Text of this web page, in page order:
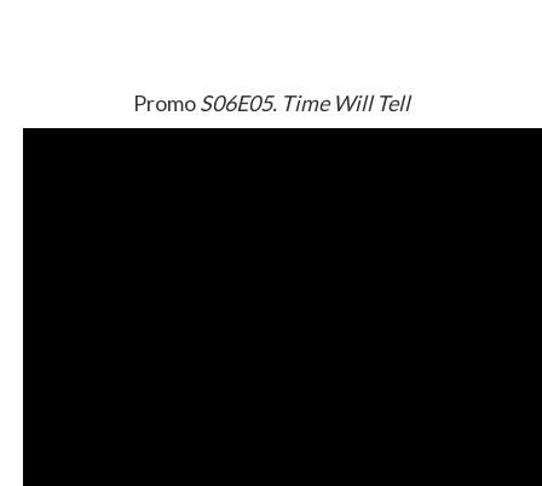
PromoS06E05. Time Will Tell